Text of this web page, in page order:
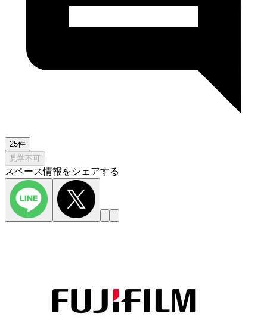
25件
見学不可
スペース情報をシェアする